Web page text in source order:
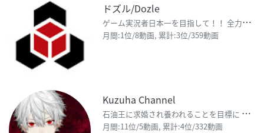
ドズル/Dozle
ゲ
ーム実況者日本一を目指して！！ 全力で活動していきます！！ 応援してくれる方、ありがとうござい
月間:1位/8動画, 累計:3位/359動画
Kuzuha Channel
石
油王に求婚され養われることを目標に バーチャルライバーを始めた吸血鬼の葛葉 (くずは) です G
月間:11位/5動画, 累計:4位/332動画